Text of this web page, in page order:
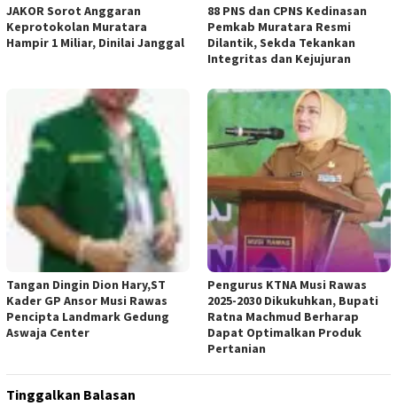
JAKOR Sorot Anggaran
Keprotokolan Muratara
Hampir 1 Miliar, Dinilai Janggal
88 PNS dan CPNS Kedinasan
Pemkab Muratara Resmi
Dilantik, Sekda Tekankan
Integritas dan Kejujuran
Tangan Dingin Dion Hary,ST
Kader GP Ansor Musi Rawas
Pencipta Landmark Gedung
Aswaja Center
Pengurus KTNA Musi Rawas
2025-2030 Dikukuhkan, Bupati
Ratna Machmud Berharap
Dapat Optimalkan Produk
Pertanian
Tinggalkan Balasan